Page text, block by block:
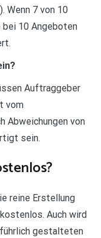
Wenn 7 von 10
bei 10 Angeboten
Auftraggeber
vom
Abweichungen von
sein.
reine Erstellung
Auch wird
gestalteten